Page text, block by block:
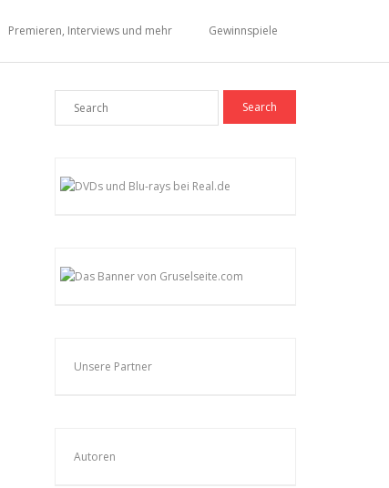
Premieren, Interviews und mehr Gewinnspiele
Unsere Partner
Autoren